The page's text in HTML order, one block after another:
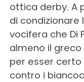
ottica derby. A
di condizionare
vocifera che Di
almeno il greco
per esser certo
contro i